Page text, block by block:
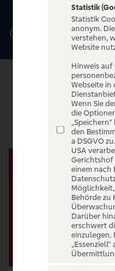
Bartholomäus-Schink-
Statistik
Statistik
anonym.
verstehen,
Website
Hinweis
Webseite in
Wenn Sie
die
den
a DSGVO
USA
Gerichtshof
einem nach
Behörde
Darüber
erschwert
einzulegen.